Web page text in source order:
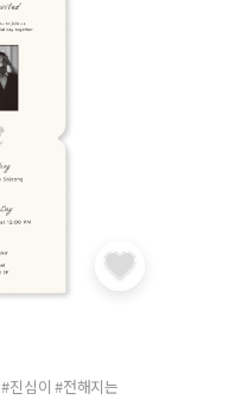
#진심이 #전해지는